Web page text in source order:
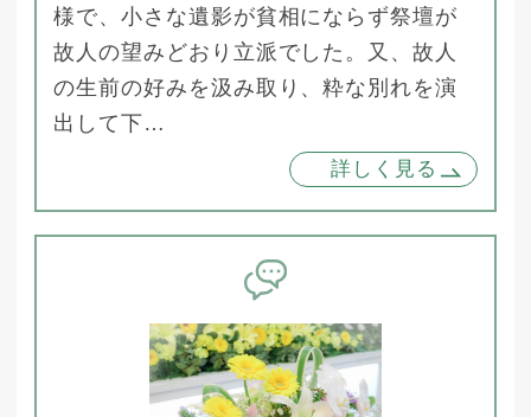
様で、小さな遺影が貧相にならず祭壇が
故人の望みどおり立派でした。又、故人
の生前の好みを汲み取り、粋な別れを演
出して下…
詳しく見る